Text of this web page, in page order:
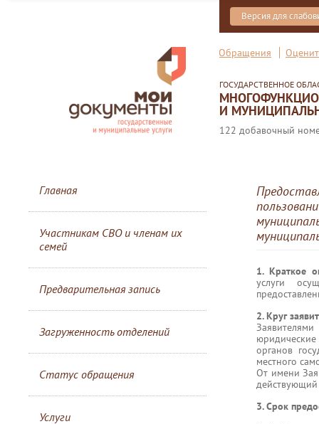
Версия для
Обращения
ГОСУДАРСТВЕННОЕ
И
122 добавочный
Главная
Участникам СВО и членам их
семей
Предварительная запись
Загруженность отделений
Статус обращения
Услуги
1. Краткое
услуги
2. Круг
юридические
органов
местного
От имени
действующий
3. Срок